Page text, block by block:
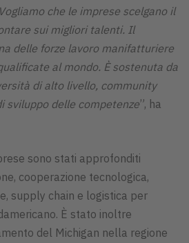
Vogliamo che le imprese scelgano il
sui migliori talenti. Il
delle forze lavoro manifatturiere
al mondo. È sostenuta da
di alto livello, community
sviluppo delle competenze”, ha
sono stati approfonditi
cooperazione tecnologica,
supply chain e logistica per
È stato inoltre
del Michigan nella regione